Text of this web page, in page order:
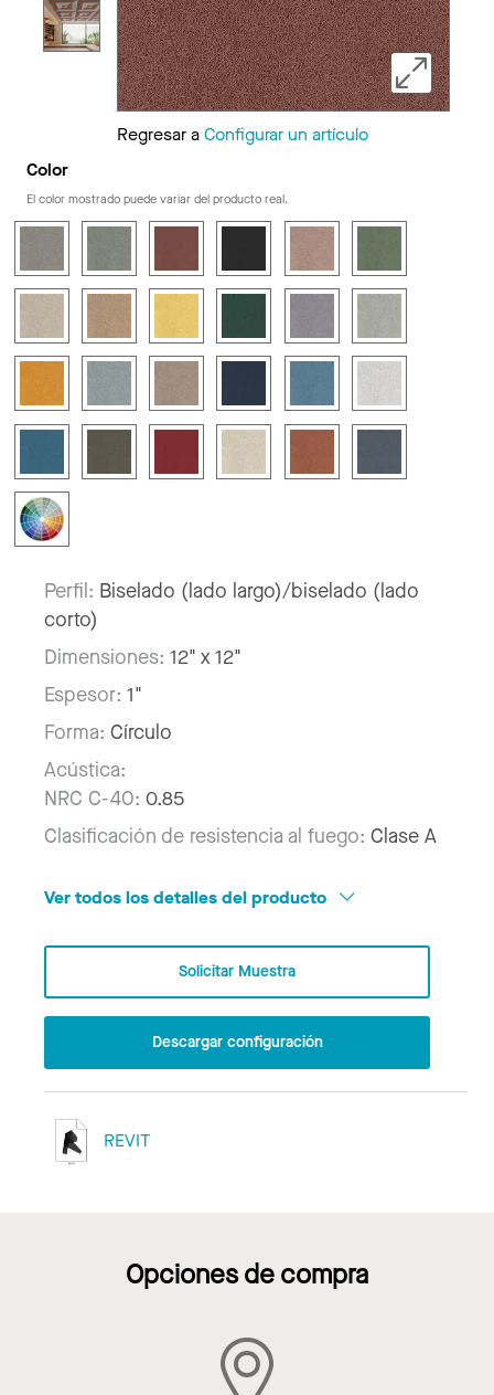
Regresar aConfigurar un artículo
Color
El color mostrado puede variar del producto real.
Perfil: Biselado (lado largo)/biselado (lado
corto)
Dimensiones: 12" x 12"
Espesor: 1"
Forma: Círculo
Acústica:
NRC C-40: 0.85
Clasificación de resistencia al fuego: Clase A
Ver todos los detalles del producto
Solicitar Muestra
Descargar configuración
REVIT
Opciones de compra